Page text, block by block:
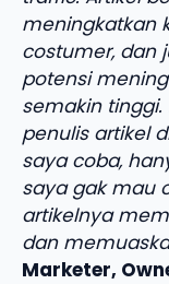
meningkatkan
costumer, dan
potensi
semakin
penulis artikel
saya coba,
saya gak mau
artikelnya
dan
Marketer,